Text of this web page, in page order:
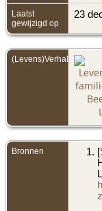
Laatst
gewijzigd op
23
(Levens)Verhalen
Bronnen [